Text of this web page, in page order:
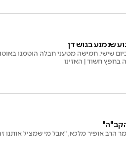
שנמנע בגוש דן
שישי. חמישה מטעני חבלה הוטמנו
בחפץ חשוד | האזינו
הקב"ה"
הרב אופיר מלכא, "אבל מי שמציל אותנו